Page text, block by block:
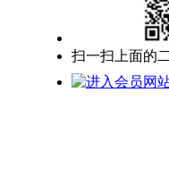
扫一扫上面的